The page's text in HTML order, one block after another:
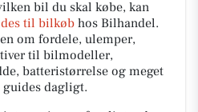
bil du skal købe, kan
til bilkøb hos Bilhandel.
om fordele, ulemper,
til bilmodeller,
batteristørrelse og meget
guides dagligt.